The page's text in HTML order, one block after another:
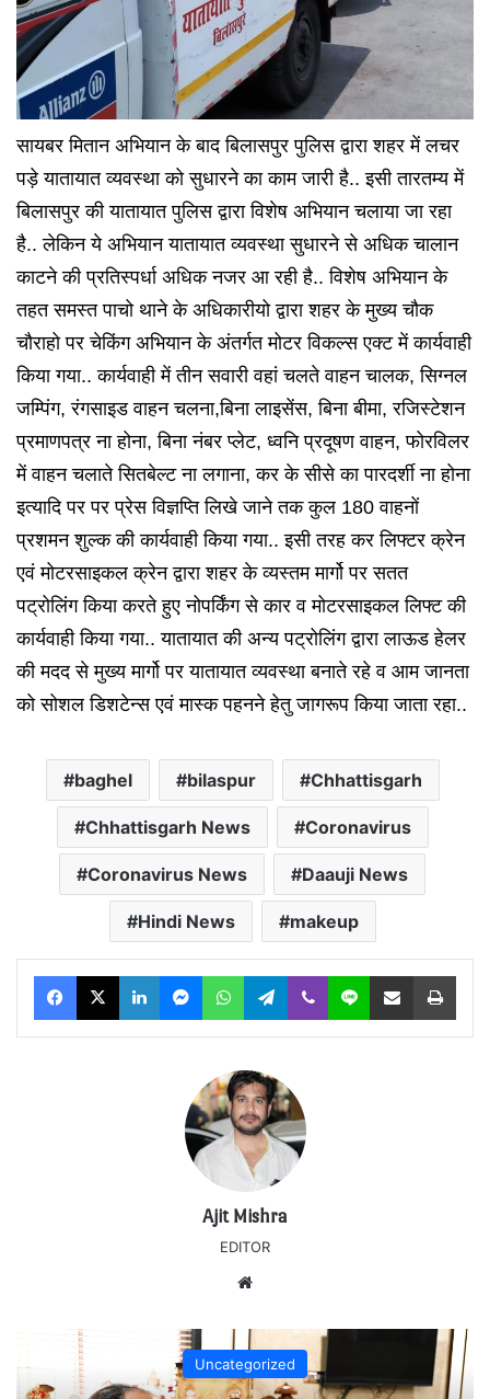
सायबर मितान अभियान के बाद बिलासपुर पुलिस द्वारा शहर में लचर
पड़े यातायात व्यवस्था को सुधारने का काम जारी है.. इसी तारतम्य में
बिलासपुर की यातायात पुलिस द्वारा विशेष अभियान चलाया जा रहा
है.. लेकिन ये अभियान यातायात व्यवस्था सुधारने से अधिक चालान
काटने की प्रतिस्पर्धा अधिक नजर आ रही है.. विशेष अभियान के
तहत समस्त पाचो थाने के अधिकारीयो द्वारा शहर के मुख्य चौक
चौराहो पर चेकिंग अभियान के अंतर्गत मोटर विकल्स एक्ट में कार्यवाही
किया गया.. कार्यवाही में तीन सवारी वहां चलते वाहन चालक, सिग्नल
जम्पिंग, रंगसाइड वाहन चलना,बिना लाइसेंस, बिना बीमा, रजिस्टेशन
प्रमाणपत्र ना होना, बिना नंबर प्लेट, ध्वनि प्रदूषण वाहन, फोरविलर
में वाहन चलाते सितबेल्ट ना लगाना, कर के सीसे का पारदर्शी ना होना
इत्यादि पर पर प्रेस विज्ञप्ति लिखे जाने तक कुल 180 वाहनों
प्रशमन शुल्क की कार्यवाही किया गया.. इसी तरह कर लिफ्टर क्रेन
एवं मोटरसाइकल क्रेन द्वारा शहर के व्यस्तम मार्गो पर सतत
पट्रोलिंग किया करते हुए नोपर्किंग से कार व मोटरसाइकल लिफ्ट की
कार्यवाही किया गया.. यातायात की अन्य पट्रोलिंग द्वारा लाऊड हेलर
की मदद से मुख्य मार्गो पर यातायात व्यवस्था बनाते रहे व आम जानता
को सोशल डिशटेन्स एवं मास्क पहनने हेतु जागरूप किया जाता रहा..
baghel bilaspur Chhattisgarh
Chhattisgarh News Coronavirus
Coronavirus News Daauji News
Hindi News makeup
Facebook
X LinkedInMessengerWhatsAppTelegram
Viber Line Share via Email Print
Ajit Mishra
EDITOR
Uncategorized